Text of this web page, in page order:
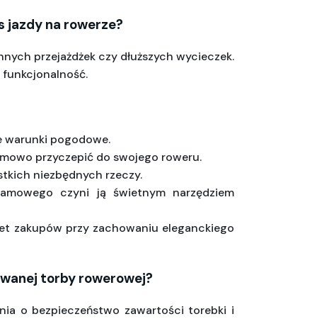
jazdy na rowerze?
przejażdżek czy dłuższych wycieczek.
funkcjonalność.
warunki pogodowe.
przyczepić do swojego roweru.
niezbędnych rzeczy.
czyni ją świetnym narzędziem
zakupów przy zachowaniu eleganckiego
torby rowerowej?
o bezpieczeństwo zawartości torebki i